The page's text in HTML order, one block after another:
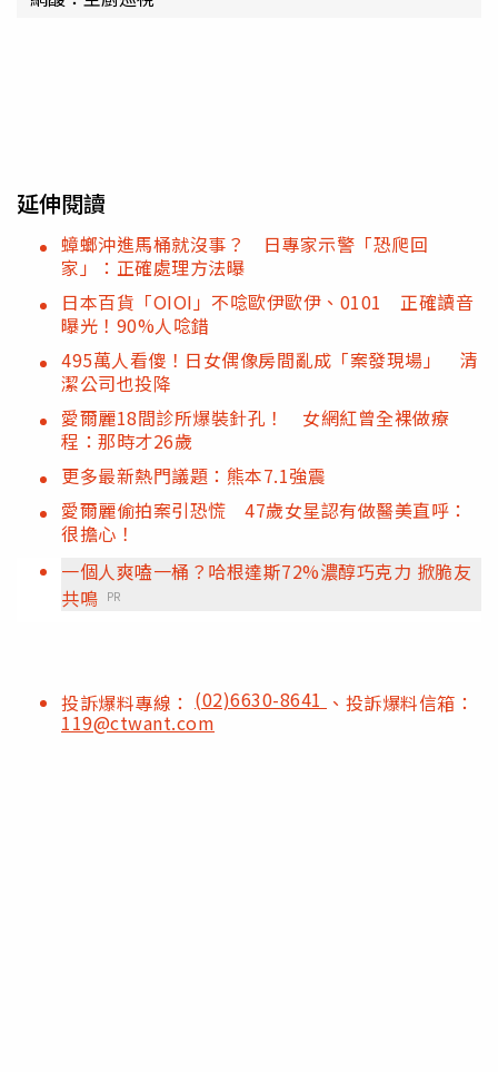
延伸閱讀
蟑螂沖進馬桶就沒事？ 日專家示警「恐爬回
家」：正確處理方法曝
日本百貨「OIOI」不唸歐伊歐伊、0101 正確讀音
曝光！90%人唸錯
495萬人看傻！日女偶像房間亂成「案發現場」 清
潔公司也投降
愛爾麗18間診所爆裝針孔！ 女網紅曾全裸做療
程：那時才26歲
更多最新熱門議題：熊本7.1強震
愛爾麗偷拍案引恐慌 47歲女星認有做醫美直呼：
很擔心！
一個人爽嗑一桶？哈根達斯72%濃醇巧克力 掀脆友
共鳴 PR
投訴爆料專線： (02)6630-8641 、投訴爆料信箱：
119@ctwant.com